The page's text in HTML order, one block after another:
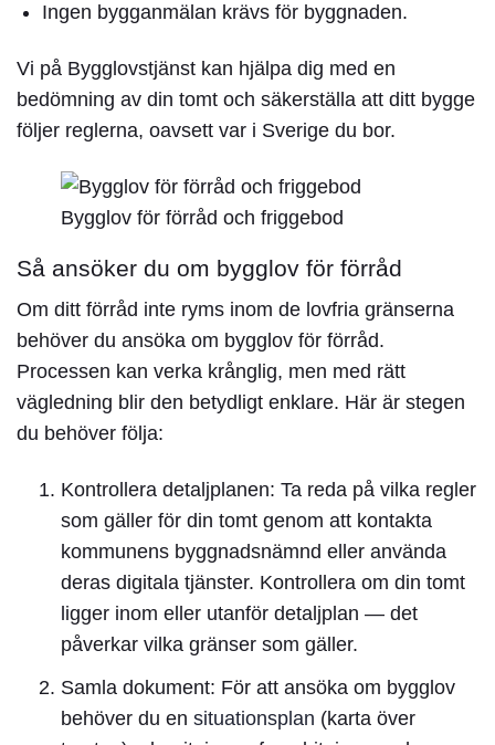
Ingen bygganmälan krävs för byggnaden.
Vi på Bygglovstjänst kan hjälpa dig med en
bedömning av din tomt och säkerställa att ditt bygge
följer reglerna, oavsett var i Sverige du bor.
Bygglov för förråd och friggebod
Så ansöker du om bygglov för förråd
Om ditt förråd inte ryms inom de lovfria gränserna
behöver du ansöka om bygglov för förråd.
Processen kan verka krånglig, men med rätt
vägledning blir den betydligt enklare. Här är stegen
du behöver följa:
Kontrollera detaljplanen: Ta reda på vilka regler
som gäller för din tomt genom att kontakta
kommunens byggnadsnämnd eller använda
deras digitala tjänster. Kontrollera om din tomt
ligger inom eller utanför detaljplan — det
påverkar vilka gränser som gäller.
Samla dokument: För att ansöka om bygglov
behöver du en situationsplan (karta över